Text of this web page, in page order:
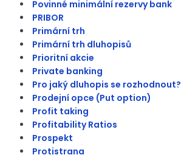
Povinné minimální rezervy bank
PRIBOR
Primární trh
Primární trh dluhopisů
Prioritní akcie
Private banking
Pro jaký dluhopis se rozhodnout?
Prodejní opce (Put option)
Profit taking
Profitability Ratios
Prospekt
Protistrana